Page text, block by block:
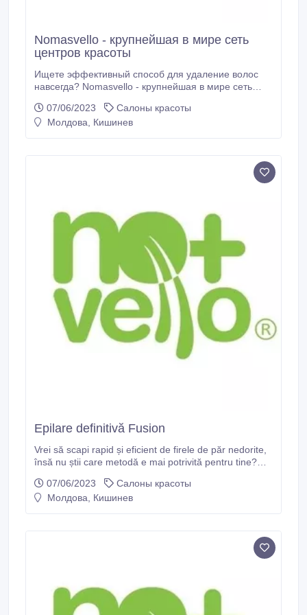
Nomasvello - крупнейшая в мире сеть
центров красоты
Ищете эффективный способ для удаление волос
навсегда? Nomasvello - крупнейшая в мире сеть
перманентной эпиляции - отличное решение!
Революционный метод «Fusion», разработанный
07/06/2023
Салоны красоты
Молдова, Кишинев
Epilare definitivă Fusion
Vrei să scapi rapid și eficient de firele de păr nedorite,
însă nu știi care metodă e mai potrivită pentru tine?
Fusion este tratamentul prin care se obține distrugerea
permanentă a foliculilor de păr în procent de 90-95%
07/06/2023
Салоны красоты
Молдова, Кишинев